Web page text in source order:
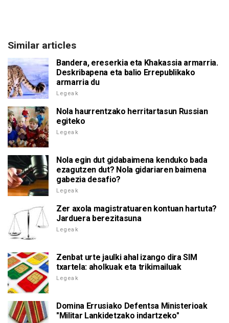
Similar articles
Bandera, ereserkia eta Khakassia armarria.
Deskribapena eta balio Errepublikako
armarria du
Legeak
Nola haurrentzako herritartasun Russian
egiteko
Legeak
Nola egin dut gidabaimena kenduko bada
ezagutzen dut? Nola gidariaren baimena
gabezia desafio?
Legeak
Zer axola magistratuaren kontuan hartuta?
Jarduera berezitasuna
Legeak
Zenbat urte jaulki ahal izango dira SIM
txartela: aholkuak eta trikimailuak
Legeak
Domina Errusiako Defentsa Ministerioak
"Militar Lankidetzako indartzeko"